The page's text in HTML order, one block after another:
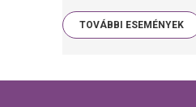
TOVÁBBI ESEMÉNYEK